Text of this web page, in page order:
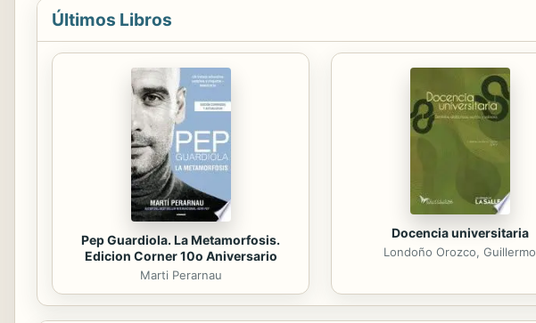
Últimos Libros
Pep Guardiola. La Metamorfosis.
Edicion Corner 10o Aniversario
Marti Perarnau
Docencia universitaria
Londoño Orozco, Guillermo